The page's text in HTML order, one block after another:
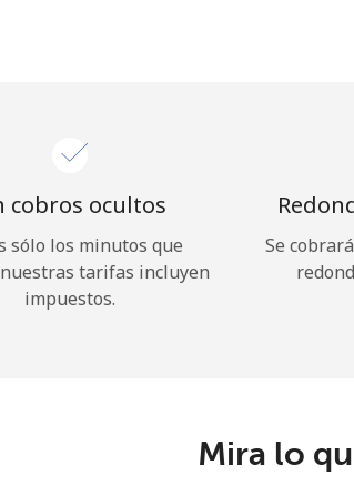
cobros ocultos
sólo los minutos que
tarifas incluyen
impuestos.
Se
Mira lo